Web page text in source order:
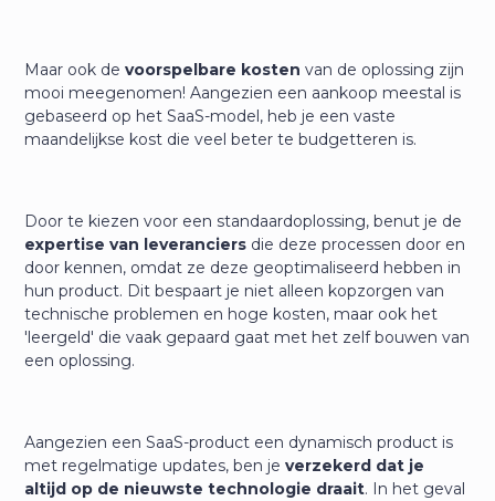
Maar ook devoorspelbare kosten van de oplossing zijn
mooi meegenomen! Aangezien een aankoop meestal is
gebaseerd op het SaaS-model, heb je een vaste
maandelijkse kost die veel beter te budgetteren is.
Door te kiezen voor een standaardoplossing, benut je de
expertise van leveranciers die deze processen door en
door kennen, omdat ze deze geoptimaliseerd hebben in
hun product. Dit bespaart je niet alleen kopzorgen van
technische problemen en hoge kosten, maar ook het
'leergeld' die vaak gepaard gaat met het zelf bouwen van
een oplossing.
Aangezien een SaaS-product een dynamisch product is
met regelmatige updates, ben jeverzekerd dat je
altijd op de nieuwste technologie draait. In het geval